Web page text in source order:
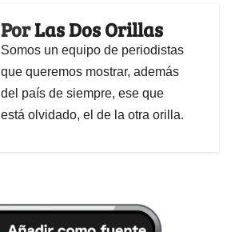
PorLas Dos Orillas
Somos un equipo de periodistas
que queremos mostrar, además
del país de siempre, ese que
está olvidado, el de la otra orilla.